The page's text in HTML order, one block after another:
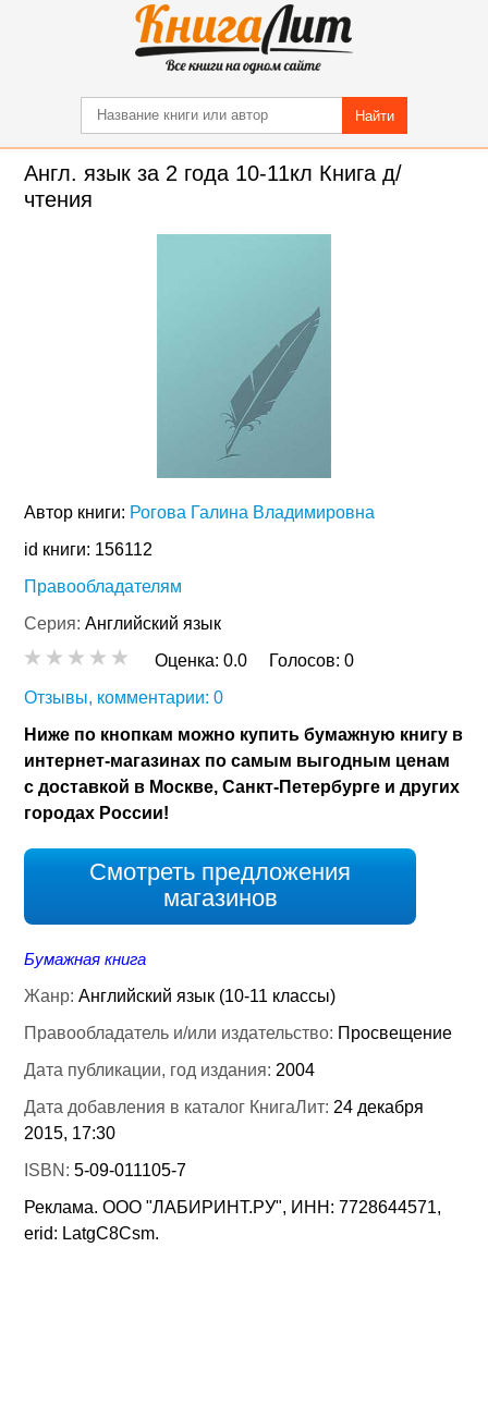
Найти
Англ. язык за 2 года 10-11кл Книга д/
чтения
Автор книги: Рогова Галина Владимировна
id книги: 156112
Правообладателям
Серия:Английский язык
Оценка:0.0 Голосов:0
Отзывы, комментарии: 0
Ниже по кнопкам можно купить бумажную книгу в
интернет-магазинах по самым выгодным ценам
с доставкой в Москве, Санкт-Петербурге и других
городах России!
Смотреть предложения
магазинов
Бумажная книга
Жанр:Английский язык (10-11 классы)
Правообладатель и/или издательство: Просвещение
Дата публикации, год издания: 2004
Дата добавления в каталог КнигаЛит: 24 декабря
2015, 17:30
ISBN:5-09-011105-7
Реклама. ООО "ЛАБИРИНТ.РУ", ИНН: 7728644571,
erid: LatgC8Csm.